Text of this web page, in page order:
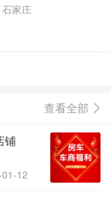
家庄
查看全部
铺
12